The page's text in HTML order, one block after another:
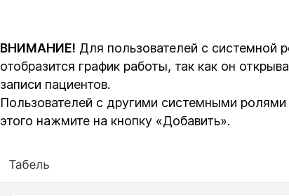
ВНИМАНИЕ! Для пользователей с системной
отобразится график работы, так как он
записи пациентов.
Пользователей с другими системными
этого нажмите на кнопку «Добавить».